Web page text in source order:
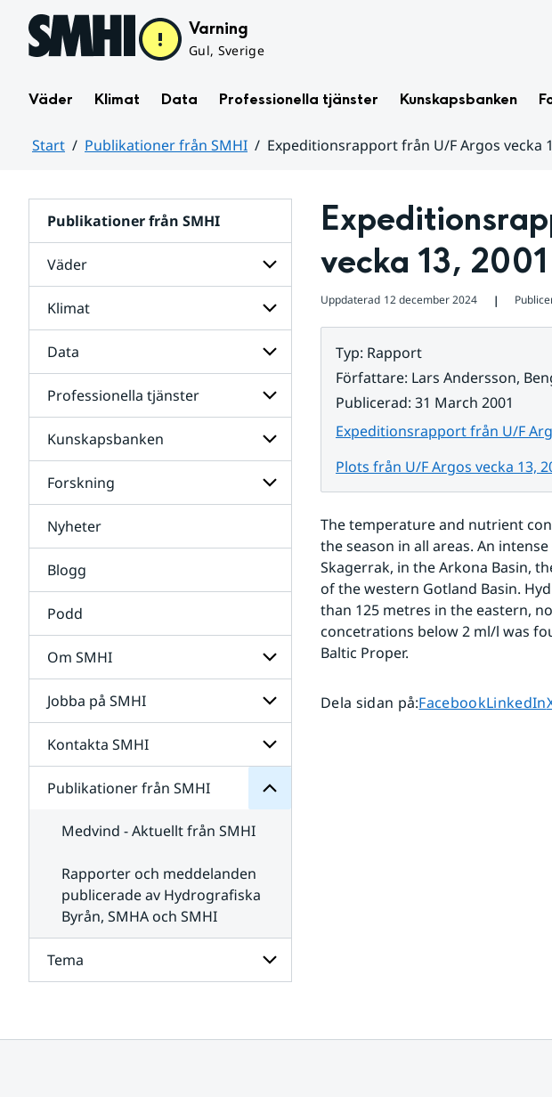
Hoppa till sidans innehåll Varning
Gul, Sverige
Väder Klimat Data Professionella tjänster Kunskapsbanken
Start Publikationer från SMHI
Expeditionsrapport från U/F Argos vecka
Publikationer från SMHI
Väder
Undersidor
för
Väder
Klimat
Undersidor
för
Klimat
Data
Undersidor
för
Data
Professionella tjänster
Undersidor
för
Professionella
tjänster
Kunskapsbanken
Undersidor
för
Kunskapsbanken
Forskning
Undersidor
för
Forskning
Nyheter
Blogg
Podd
Om SMHI
Undersidor
för
Om
SMHI
Jobba på SMHI
Undersidor
för
Jobba
på
Kontakta SMHI
Undersidor
Kontakta
SMHI
Publikationer från SMHI
Undersidor
för
Publikationer
från
SMHI
Medvind - Aktuellt från SMHI
Rapporter och meddelanden
publicerade av Hydrografiska
Byrån, SMHA och SMHI
Tema
Tema
vecka 13, 2001
Uppdaterad 12 december 2024 ❘
Typ: Rapport
Författare: Lars Andersson,
Publicerad: 31 March 2001
Expeditionsrapport från U/F
Plots från U/F Argos vecka 13,
The temperature and nutrient
the season in all areas. An
Skagerrak, in the Arkona Basin,
of the western Gotland Basin.
than 125 metres in the eastern,
concetrations below 2 ml/l was
Baltic Proper.
Dela sidan på:Dela sidan på
FacebookDela
LinkedIn